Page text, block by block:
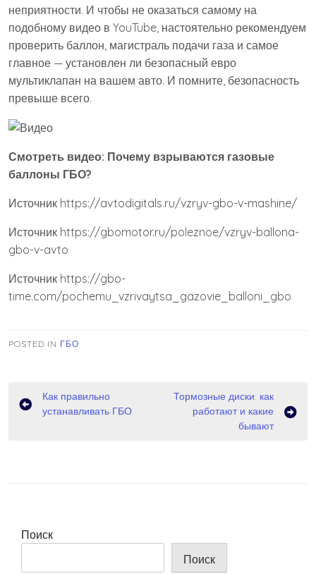
неприятности. И чтобы не оказаться самому на
подобному видео в YouTube, настоятельно рекомендуем
проверить баллон, магистраль подачи газа и самое
главное — установлен ли безопасный евро
мультиклапан на вашем авто. И помните, безопасность
превыше всего.
Смотреть видео: Почему взрываются газовые
баллоны ГБО?
Источник https://avtodigitals.ru/vzryv-gbo-v-mashine/
Источник https://gbomotor.ru/poleznoe/vzryv-ballona-
gbo-v-avto
Источник https://gbo-
time.com/pochemu_vzrivaytsa_gazovie_balloni_gbo
POSTED IN ГБО
Навигация
Как правильно
устанавливать ГБО
Тормозные диски: как
работают и какие
бывают
Поиск
Поиск